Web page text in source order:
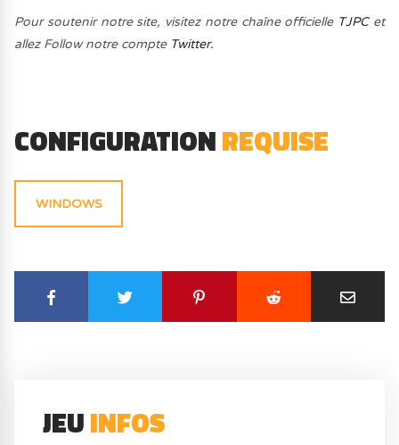
Pour soutenir notre site, visitez notre chaîne officielle TJPCet
allez Follow notre compte Twitter.
CONFIGURATIONREQUISE
WINDOWS
JEUINFOS